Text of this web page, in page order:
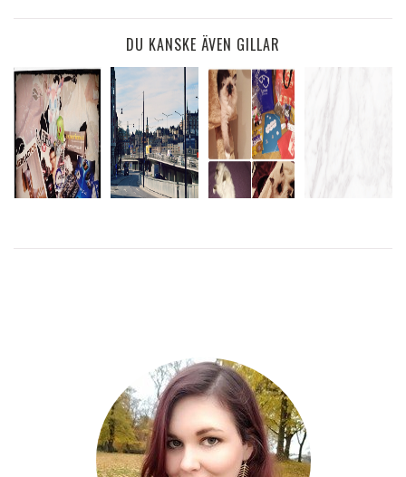
DU KANSKE ÄVEN GILLAR
LÄS
MER
MER